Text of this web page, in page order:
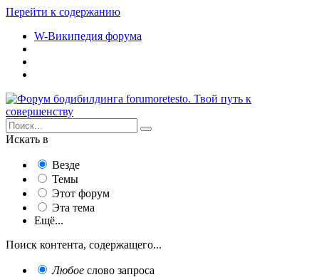
Перейти к содержанию
W-Википедия форума
Искать в
Везде
Темы
Этот форум
Эта тема
Ещё...
Поиск контента, содержащего...
Любое слово запроса